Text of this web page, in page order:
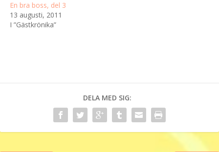
En bra boss, del 3
13 augusti, 2011
I ”Gästkrönika”
DELA MED SIG: